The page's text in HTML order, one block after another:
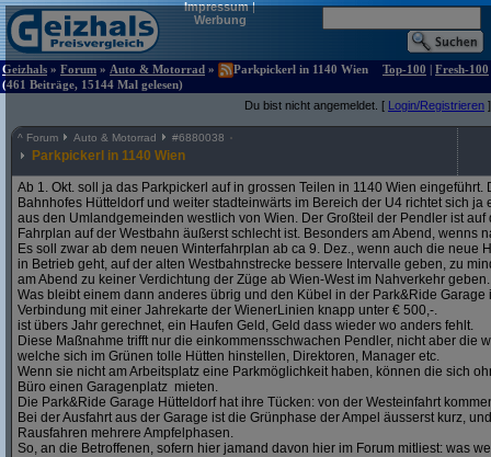
Impressum|
Werbung
Geizhals » Forum » Auto & Motorrad »
Parkpickerl in 1140 Wien
(461 Beiträge, 15144 Mal gelesen)
Top-100 | Fresh-100
Du bist nicht angemeldet. [ Login/Registrieren ]
^ Forum Auto & Motorrad #6880038
Parkpickerl in 1140 Wien
Ab 1. Okt. soll ja das Parkpickerl auf in grossen Teilen in 1140 Wien
Bahnhofes Hütteldorf und weiter stadteinwärts im Bereich der U4 richtet sich
aus den Umlandgemeinden westlich von Wien. Der Großteil der Pendler ist
Fahrplan auf der Westbahn äußerst schlecht ist. Besonders am Abend, wenns
Es soll zwar ab dem neuen Winterfahrplan ab ca 9. Dez., wenn auch die neue
in Betrieb geht, auf der alten Westbahnstrecke bessere Intervalle geben, zu
am Abend zu keiner Verdichtung der Züge ab Wien-West im Nahverkehr geben.
Was bleibt einem dann anderes übrig und den Kübel in der Park&Ride
Verbindung mit einer Jahrekarte der WienerLinien knapp unter € 500,-.
ist übers Jahr gerechnet, ein Haufen Geld, Geld dass wieder wo anders fehlt.
Diese Maßnahme trifft nur die einkommensschwachen Pendler, nicht aber die
welche sich im Grünen tolle Hütten hinstellen, Direktoren, Manager etc.
Wenn sie nicht am Arbeitsplatz eine Parkmöglichkeit haben, können die sich
Büro einen Garagenplatz mieten.
Die Park&Ride Garage Hütteldorf hat ihre Tücken: von der Westeinfahrt
Bei der Ausfahrt aus der Garage ist die Grünphase der Ampel äusserst kurz,
Rausfahren mehrere Ampfelphasen.
So, an die Betroffenen, sofern hier jamand davon hier im Forum mitliest: was